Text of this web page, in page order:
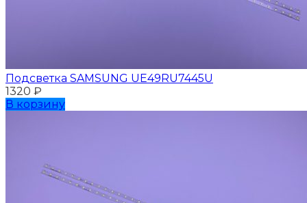
Подсветка SAMSUNG UЕ49RU7445U
1320 ₽
В корзину